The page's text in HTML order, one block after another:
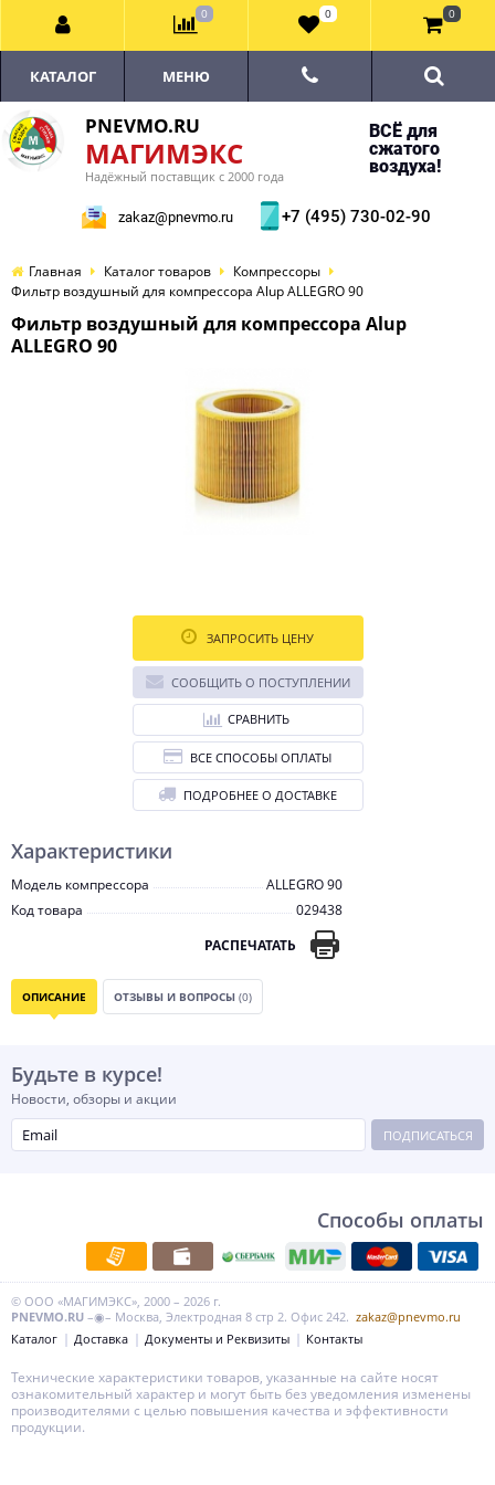
PNEVMO.RU
МАГИМЭКС
Надёжный поставщик с 2000 года
ВСЁ для
сжатого
воздуха!
zakaz@pnevmo.ru +7 (495) 730-02-90
КАТАЛОГ МЕНЮ
Главная Каталог товаров
Компрессоры
Фильтр воздушный для компрессора Alup ALLEGRO 90
Фильтр воздушный для компрессора Alup
ALLEGRO 90
Характеристики
Модель компрессора
ALLEGRO 90
Код товара
029438
РАСПЕЧАТАТЬ
ЗАПРОСИТЬ ЦЕНУ
СООБЩИТЬ О ПОСТУПЛЕНИИ
СРАВНИТЬ
ВСЕ СПОСОБЫ ОПЛАТЫ
ПОДРОБНЕЕ О ДОСТАВКЕ
ОПИСАНИЕ ОТЗЫВЫ И ВОПРОСЫ (0)
Будьте в курсе!
Новости, обзоры и акции
ПОДПИСАТЬСЯ
Способы оплаты
© ООО «МАГИМЭКС», 2000 – 2026 г.
PNEVMO.RU –◉– Москва, Электродная 8 стр 2. Офис 242. zakaz@pnevmo.ru
Каталог
Доставка Документы и Реквизиты Контакты
0 0 0
Технические характеристики товаров, указанные на сайте носят
ознакомительный характер и могут быть без уведомления изменены
производителями с целью повышения качества и эффективности
продукции.